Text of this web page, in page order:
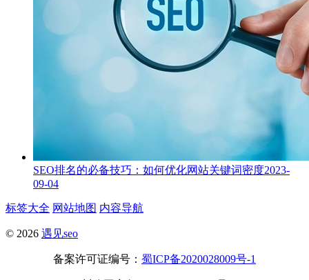
SEO排名的必备技巧：如何优化网站关键词密度2023-
09-04
标签大全 网站地图 内容导航
© 2026 遇见seo
备案许可证编号： 蜀ICP备2020028009号-1